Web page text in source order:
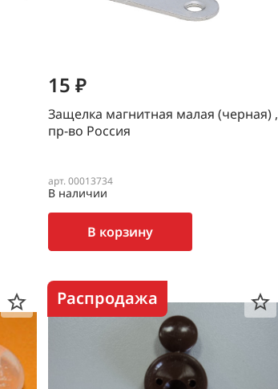
15 ₽
Защелка магнитная малая (черная) ,
пр-во Россия
арт. 00013734
В наличии
В корзину
Распродажа